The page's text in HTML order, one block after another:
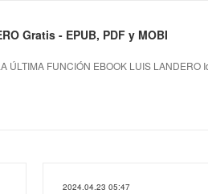
Gratis - EPUB, PDF y MOBI
FUNCIÓN EBOOK LUIS LANDERO
2024.04.23 05:47